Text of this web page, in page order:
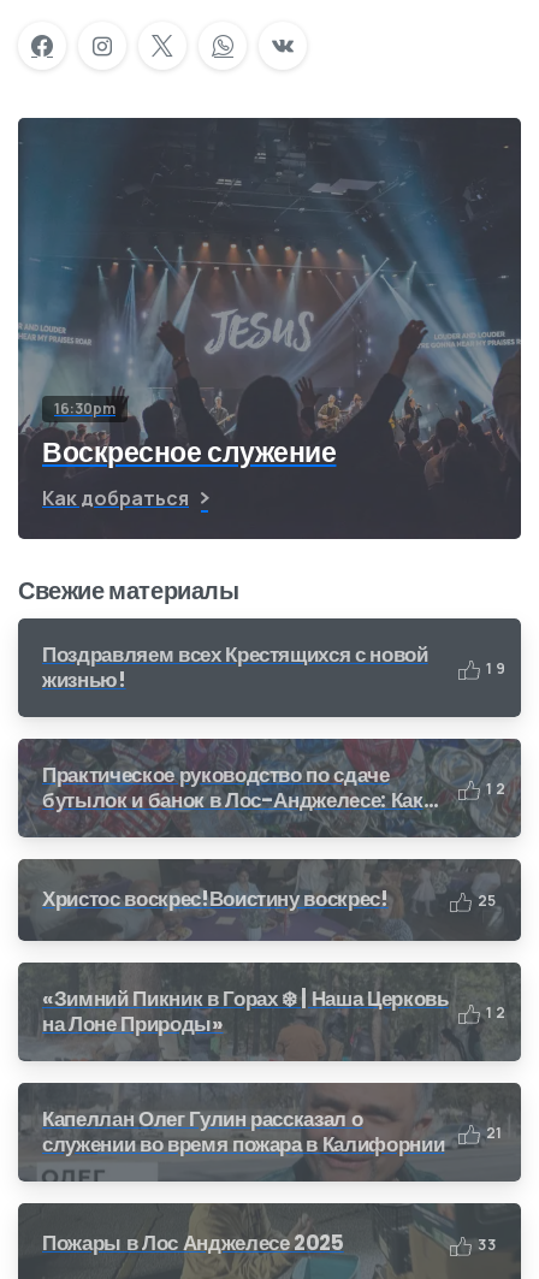
16:30pm
Воскресное служение
Как добраться
Свежие материалы
Поздравляем всех Крестящихся с новой
жизнью!
1 9
Практическое руководство по сдаче
бутылок и банок в Лос-Анджелесе: Как
получить деньги за переработку (CRV)
1 2
Христос воскрес!Воистину воскрес! 25
«Зимний Пикник в Горах ❄️ | Наша Церковь
на Лоне Природы»
1 2
Капеллан Олег Гулин рассказал о
служении во время пожара в Калифорнии
21
Пожары в Лос Анджелесе 2025 33